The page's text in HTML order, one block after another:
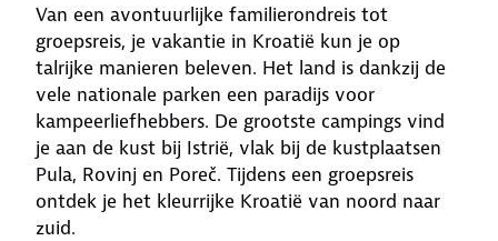
Van een avontuurlijke familierondreis tot
groepsreis, je vakantie in Kroatië kun je op
talrijke manieren beleven. Het land is dankzij de
vele nationale parken een paradijs voor
kampeerliefhebbers. De grootste campings vind
je aan de kust bij Istrië, vlak bij de kustplaatsen
Pula, Rovinj en Poreč. Tijdens een groepsreis
ontdek je het kleurrijke Kroatië van noord naar
zuid.